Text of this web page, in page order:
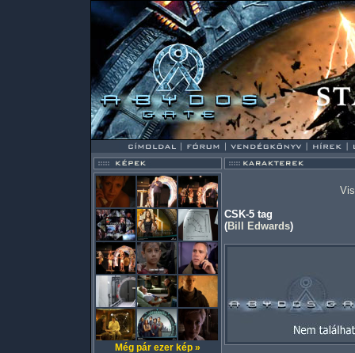
Még pár ezer kép »
CSK-5 tag
(Bill Edwards)